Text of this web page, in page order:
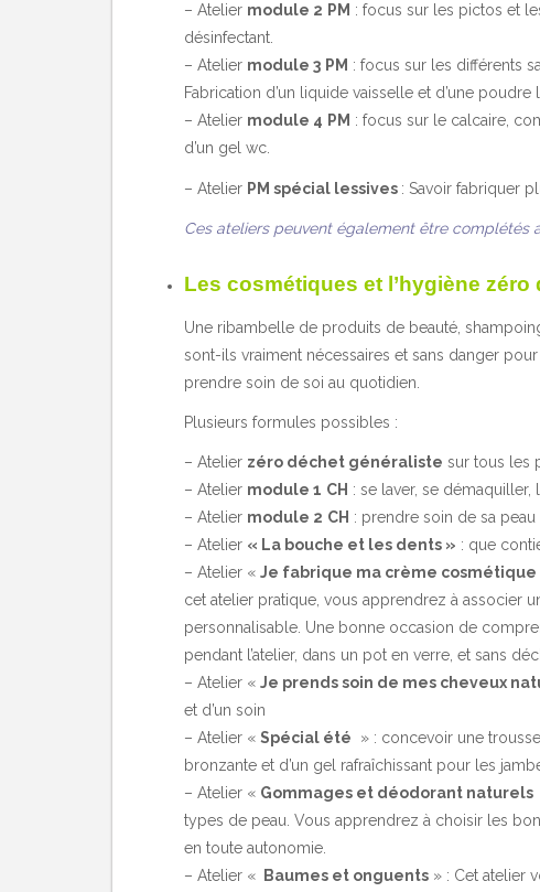
– Atelier module 2 PM : focus sur les pictos et
désinfectant.
– Atelier module 3 PM : focus sur les différents
Fabrication d’un liquide vaisselle et d’une
– Atelier module 4 PM : focus sur le calcaire,
d’un gel wc.
– Atelier PM spécial lessives : Savoir fabriquer
Ces ateliers peuvent également être complétés
Les cosmétiques et l’hygiène
Une ribambelle de produits de beauté,
sont-ils vraiment nécessaires et sans danger
prendre soin de soi au quotidien.
Plusieurs formules possibles :
– Atelier zéro déchet généraliste sur tous les
– Atelier module 1 CH : se laver, se
– Atelier module 2 CH : prendre soin de sa
– Atelier « La bouche et les dents » : que
– Atelier « Je fabrique ma crème
cet atelier pratique, vous apprendrez à associer
personnalisable. Une bonne occasion de
pendant l’atelier, dans un pot en verre, et sans
– Atelier « Je prends soin de mes cheveux
et d’un soin
– Atelier « Spécial été » : concevoir une
bronzante et d’un gel rafraîchissant pour les
– Atelier « Gommages et déodorant naturels
types de peau. Vous apprendrez à choisir les
en toute autonomie.
– Atelier «
Baumes et onguents » : Cet atelier